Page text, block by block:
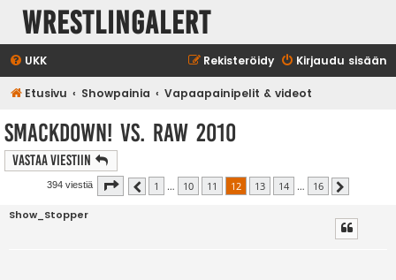
WrestlingAlert
UKK Kirjaudu sisään
Rekisteröidy
Etusivu Showpainia Vapaapainipelit & videot
SmackDown! vs. RAW 2010
Vastaa Viestiin
394 viestiä Sivu /16
Edellinen
1 … 10 11 12 13 14 … 16
Show_Stopper